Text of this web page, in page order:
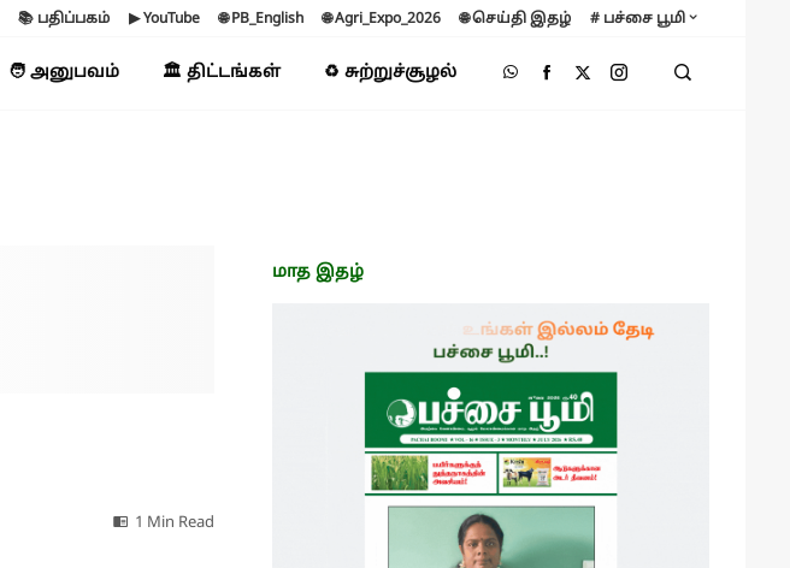
📚 பதிப்பகம் ▶ YouTube 🌐 PB_English 🌐 Agri_Expo_2026 🌐 செய்தி இதழ் # பச்சை பூமி
🧑 அனுபவம் 🏛️ திட்டங்கள் ♻️ சுற்றுச்சூழல்
1 Min Read
மாத இதழ்